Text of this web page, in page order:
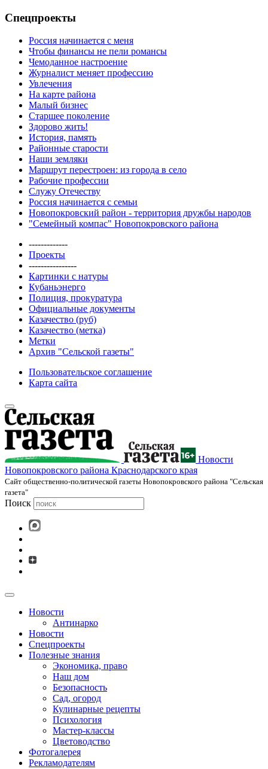
Спецпроекты
Россия начинается с меня
Чтобы финансы не пели романсы
Чемоданное настроение
Журналист меняет профессию
Увлечения
На карте района
Малый бизнес
Старшее поколение
Здорово жить!
История, память
Районные старости
Наши земляки
Маршрут перестроен: из города в село
Рабочие профессии
Служу Отечеству
Россия начинается с семьи
Новопокровский район - территория дружбы народов
"Семейный компас" Новопокровского района
-------------
Проекты
----------------
Картинки с натуры
Кубаньэнерго
Полиция, прокуратура
Официальные документы
Казачество (руб)
Казачество (метка)
Метки
Архив "Сельской газеты"
Пользовательское соглашение
Карта сайта
Новости
Новопокровского района Краснодарского края
Cайт общественно-политической газеты Новопокровского района "Сельская
газета"
Поиск
Новости
Антинарко
Новости
Спецпроекты
Полезные знания
Экономика, право
Наш дом
Безопасность
Сад, огород
Кулинарные рецепты
Психология
Мастер-классы
Цветоводство
Фотогалерея
Рекламодателям